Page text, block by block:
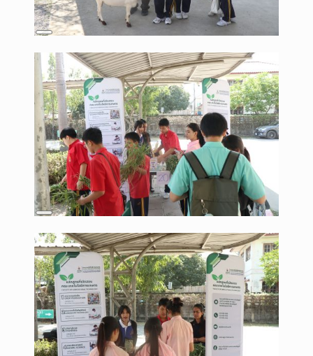
Long
Description
Long
Description